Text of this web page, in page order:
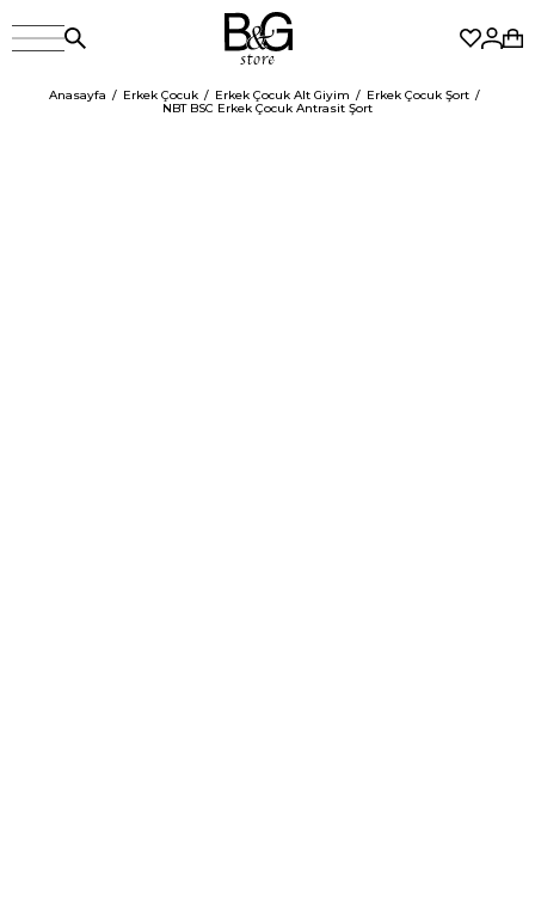
Anasayfa Erkek Çocuk Erkek Çocuk Alt Giyim
Erkek Çocuk Şort
NBT BSC Erkek Çocuk Antrasit Şort